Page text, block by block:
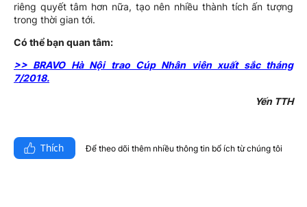
riêng quyết tâm hơn nữa, tạo nên nhiều thành tích ấn tượng
trong thời gian tới.
Có thể bạn quan tâm:
>> BRAVO Hà Nội trao Cúp Nhân viên xuất sắc tháng
7/2018.
Yến TTH
Thích Để theo dõi thêm nhiều thông tin bổ ích từ chúng tôi​